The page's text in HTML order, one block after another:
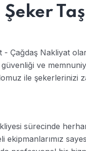
Çağdaş Nakliyat
ve
ile şekerlerinizi
sürecinde
ekipmanlarımız